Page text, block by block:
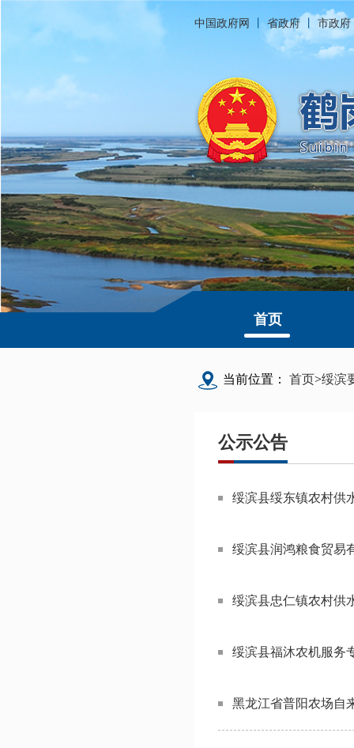
中国政府网 丨省政府 市政府
首页
当前位置： 首页>绥滨
公示公告
绥滨县绥东镇农村供
绥滨县润鸿粮食贸易
绥滨县忠仁镇农村供
绥滨县福沐农机服务
黑龙江省普阳农场自